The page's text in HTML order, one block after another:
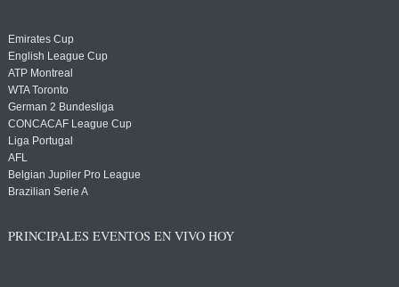
Emirates Cup
English League Cup
ATP Montreal
WTA Toronto
German 2 Bundesliga
CONCACAF League Cup
Liga Portugal
AFL
Belgian Jupiler Pro League
Brazilian Serie A
PRINCIPALES EVENTOS EN VIVO HOY